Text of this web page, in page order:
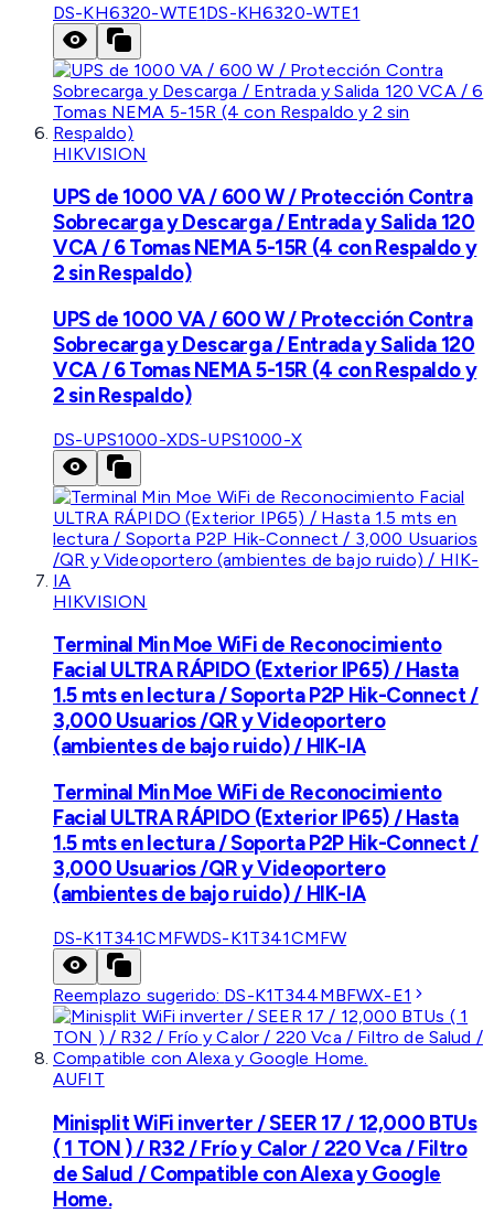
DS-KH6320-WTE1DS-KH6320-WTE1
HIKVISION
UPS de 1000 VA / 600 W / Protección Contra
Sobrecarga y Descarga / Entrada y Salida 120
VCA / 6 Tomas NEMA 5-15R (4 con Respaldo y
2 sin Respaldo)
UPS de 1000 VA / 600 W / Protección Contra
Sobrecarga y Descarga / Entrada y Salida 120
VCA / 6 Tomas NEMA 5-15R (4 con Respaldo y
2 sin Respaldo)
DS-UPS1000-XDS-UPS1000-X
HIKVISION
Terminal Min Moe WiFi de Reconocimiento
Facial ULTRA RÁPIDO (Exterior IP65) / Hasta
1.5 mts en lectura / Soporta P2P Hik-Connect /
3,000 Usuarios /QR y Videoportero
(ambientes de bajo ruido) / HIK-IA
Terminal Min Moe WiFi de Reconocimiento
Facial ULTRA RÁPIDO (Exterior IP65) / Hasta
1.5 mts en lectura / Soporta P2P Hik-Connect /
3,000 Usuarios /QR y Videoportero
(ambientes de bajo ruido) / HIK-IA
DS-K1T341CMFWDS-K1T341CMFW
Reemplazo sugerido: DS-K1T344MBFWX-E1
AUFIT
Minisplit WiFi inverter / SEER 17 / 12,000 BTUs
( 1 TON ) / R32 / Frío y Calor / 220 Vca / Filtro
de Salud / Compatible con Alexa y Google
Home.